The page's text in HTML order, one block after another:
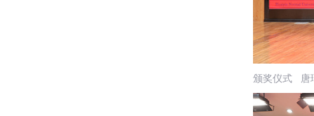
颁奖仪式 唐